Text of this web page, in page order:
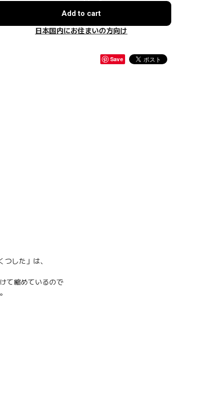
Add to cart
日本国内にお住まいの方向け
Save
した」は、
て縮めているので